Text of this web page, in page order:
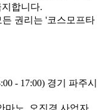
합니다.
든 권리는 '코스모프타
- 17:00) 경기 파주시
마노, 오진경 사업자